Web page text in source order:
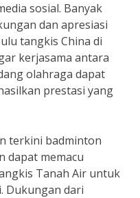
sosial. Banyak
dan apresiasi
tangkis China di
kerjasama antara
olahraga dapat
prestasi yang
terkini badminton
dapat memacu
Tanah Air untuk
Dukungan dari